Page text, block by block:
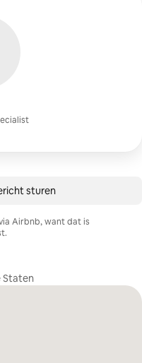
sturen
Airbnb, want dat is
Staten